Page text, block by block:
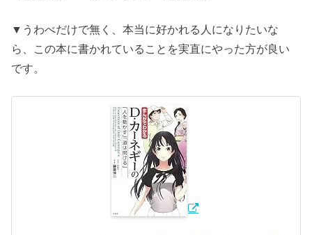
▼うわべだけで無く、本当に好かれる人になりたいな
ら、この本に書かれていることを実直にやった方が良い
です。